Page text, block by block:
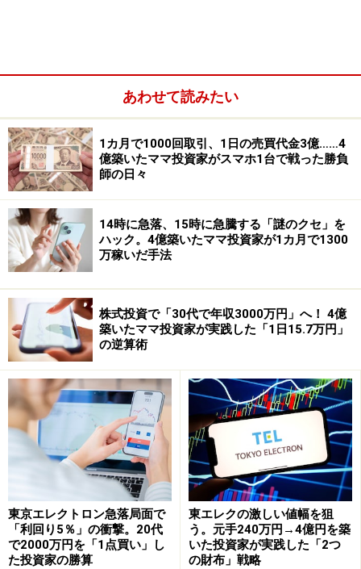
平均の騰落率は年プラス9.8％で、これは十二支中で7番
来年は戌年でも、「戊（つちのえ）戌」となります。前
回は60年前の1958年で、この年の日経平均は年間で
40.5％もの上昇を示しています。当時は東京オリンピッ
ク（1964年）に向けて国立競技場が完成。岩戸景気がス
タートした年でもありました。
なお、当時の首相は安倍晋三現首相の祖父である岸信介
（在任は1957年～60年）でした。1961年までの長期上
あわせて読みたい
1カ月で1000回取引、1日の売買代金3億……4
億築いたママ投資家がスマホ1台で戦った勝負
師の日々
14時に急落、15時に急騰する「謎のクセ」を
ハック。4億築いたママ投資家が1カ月で1300
万稼いだ手法
株式投資で「30代で年収3000万円」へ！ 4億
築いたママ投資家が実践した「1日15.7万円」
の逆算術
東京エレクトロン急落局面で
「利回り5％」の衝撃。20代
で2000万円を「1点買い」し
た投資家の勝算
東エレクの激しい値幅を狙
う。元手240万円→4億円を築
いた投資家が実践した「2つ
の財布」戦略